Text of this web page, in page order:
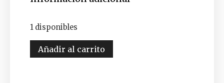
1 disponibles
Añadir al carrito